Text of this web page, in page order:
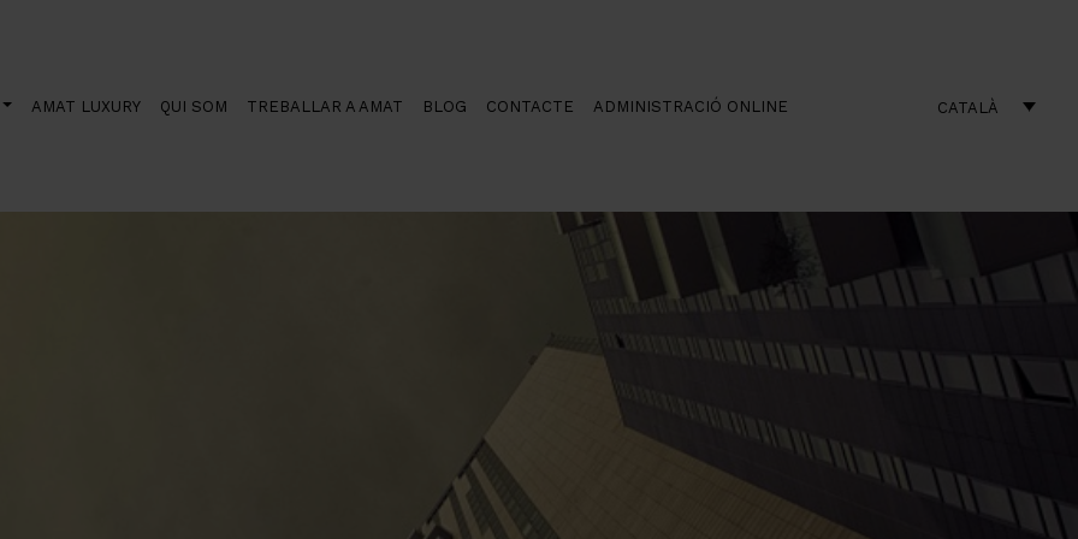
AMAT LUXURY QUI SOM TREBALLAR A AMAT BLOG CONTACTE ADMINISTRACIÓ ONLINE CATALÀ